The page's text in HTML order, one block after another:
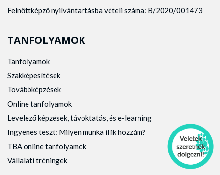
Felnőttképző nyilvántartásba vételi száma: B/2020/001473
TANFOLYAMOK
Tanfolyamok
Szakképesítések
Továbbképzések
Online tanfolyamok
Levelező képzések, távoktatás, és e-learning
Ingyenes teszt: Milyen munka illik hozzám?
TBA online tanfolyamok
Vállalati tréningek